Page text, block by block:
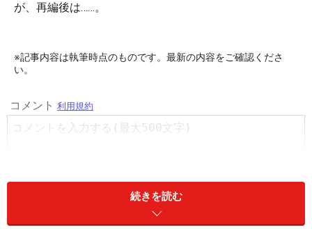
が、再編後は……。
※記事内容は執筆時点のものです。最新の内容をご確認くださ
い。
続きを読む